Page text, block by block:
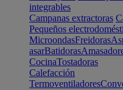
integrables
Campanas extractoras
Pequeños
MicroondasFreidoras
asarBatidoras
CocinaTostadoras
Calefacción
Termoventiladores